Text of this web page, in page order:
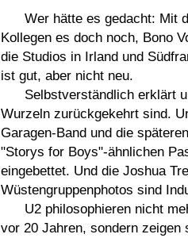
Wer hätte es gedacht: Mit
Kollegen es doch noch, Bono
die Studios in Irland und
ist gut, aber nicht neu.
Selbstverständlich erklärt
Wurzeln zurückgekehrt sind.
Garagen-Band und die
"Storys for Boys"-ähnlichen
eingebettet. Und die Joshua
Wüstengruppenphotos sind
U2 philosophieren nicht
vor 20 Jahren, sondern